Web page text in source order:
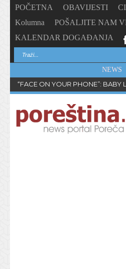
POČETNA OBAVIJESTI
Kolumna
POŠALJITE NAM
KALENDAR DOGAĐANJA
NEWS
“FACE ON YOUR PHONE”: